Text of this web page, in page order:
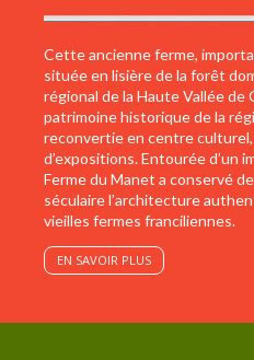
Cette ancienne ferme,
située en lisière de la forêt
régional de la Haute Vallée de
patrimoine historique de la
reconvertie en centre
d’expositions. Entourée d’un
Ferme du Manet a conservé
séculaire l’architecture
vieilles fermes franciliennes.
EN SAVOIR PLUS